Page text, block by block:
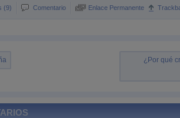
(9) Comentario Enlace Permanente
¿Por qué